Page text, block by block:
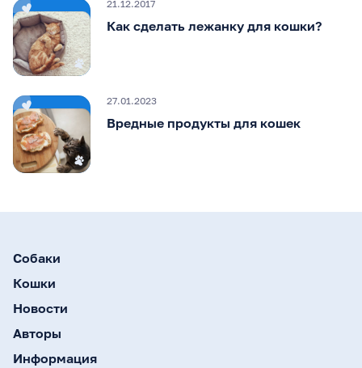
21.12.2017
Как сделать лежанку для кошки?
27.01.2023
Вредные продукты для кошек
Собаки
Кошки
Новости
Авторы
Информация